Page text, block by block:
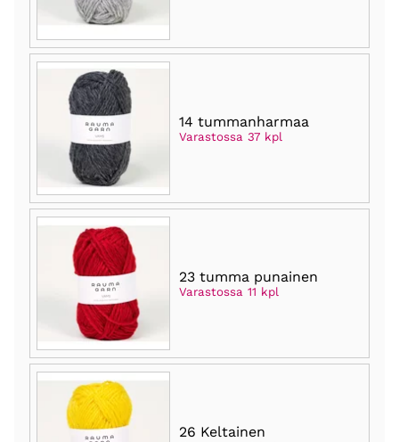
14 tummanharmaa
Varastossa 37 kpl
23 tumma punainen
Varastossa 11 kpl
26 Keltainen